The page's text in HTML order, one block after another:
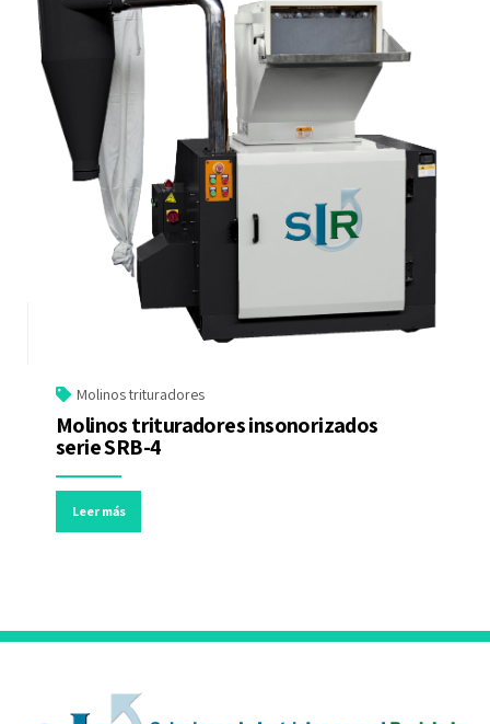
Molinos trituradores
Molinos trituradores insonorizados
serie SRB-4
Leer más